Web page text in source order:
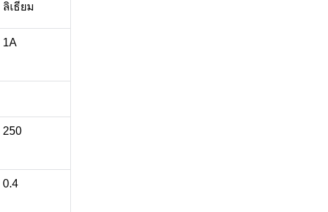
ลิเธียม
1A
250
0.4